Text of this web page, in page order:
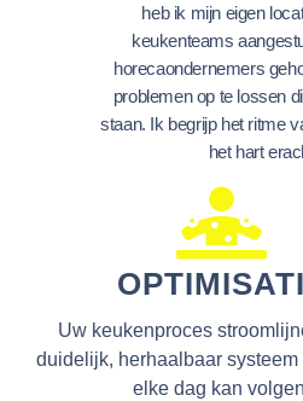
heb ik mijn eigen
keukenteams
horecaondernemers
problemen op te lossen
staan. Ik begrijp het ritme
het hart
Uw keukenproces
duidelijk, herhaalbaar systeem
elke dag kan